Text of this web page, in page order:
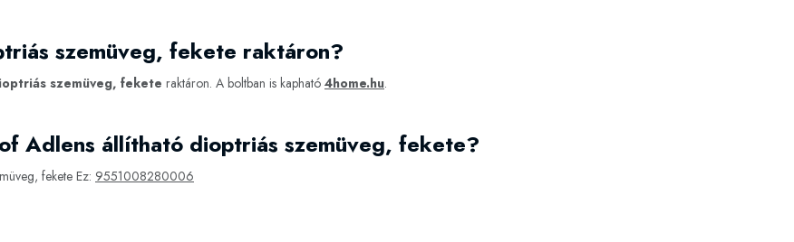
szemüveg, fekete raktáron?
szemüveg, fekete raktáron. A boltban is kapható 4home.hu.
Adlens állítható dioptriás szemüveg, fekete?
fekete Ez: 9551008280006